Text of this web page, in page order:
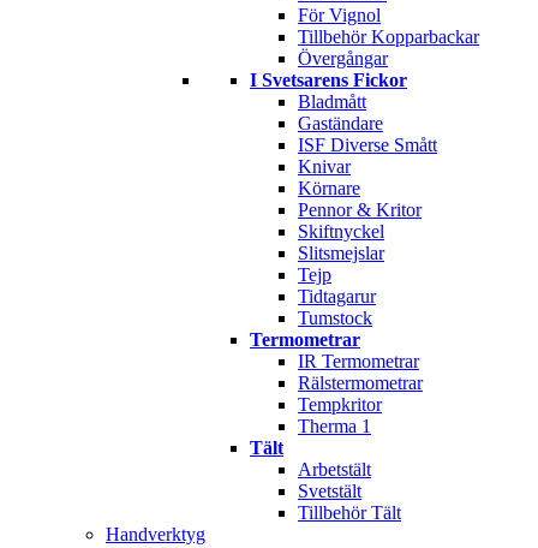
För Vignol
Tillbehör Kopparbackar
Övergångar
I Svetsarens Fickor
Bladmått
Gaständare
ISF Diverse Smått
Knivar
Körnare
Pennor & Kritor
Skiftnyckel
Slitsmejslar
Tejp
Tidtagarur
Tumstock
Termometrar
IR Termometrar
Rälstermometrar
Tempkritor
Therma 1
Tält
Arbetstält
Svetstält
Tillbehör Tält
Handverktyg